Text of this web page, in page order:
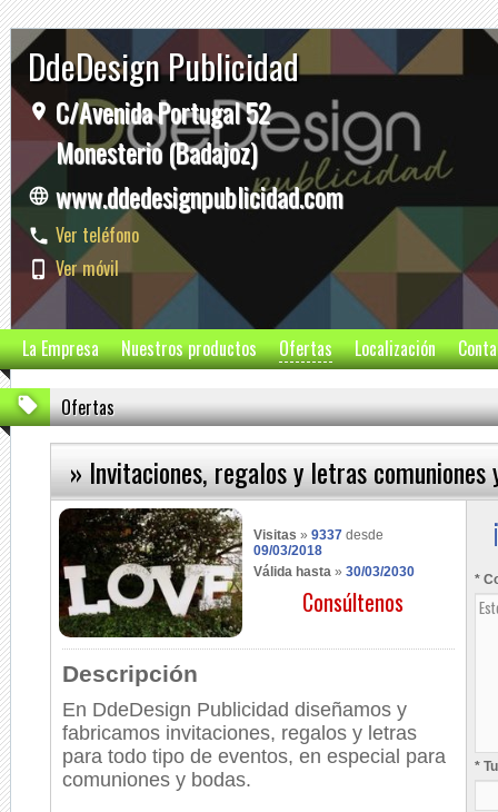
DdeDesign Publicidad
C/Avenida Portugal 52
Monesterio (Badajoz)
www.ddedesignpublicidad.com
Ver teléfono
Ver móvil
La Empresa Nuestros productos Ofertas Localización
Ofertas
» Invitaciones, regalos y letras comuniones
Visitas » 9337 desde
09/03/2018
Válida hasta » 30/03/2030
Consúltenos
Descripción
En DdeDesign Publicidad diseñamos y
fabricamos invitaciones, regalos y letras
para todo tipo de eventos, en especial para
comuniones y bodas.
*
*